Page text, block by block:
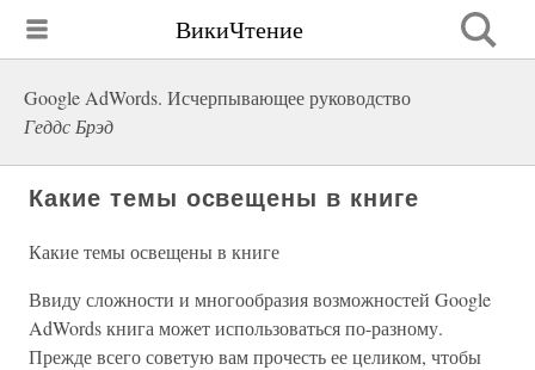
ВикиЧтение
Google AdWords. Исчерпывающее руководство
Геддс Брэд
Какие темы освещены в книге
Какие темы освещены в книге
Ввиду сложности и многообразия возможностей Google
AdWords книга может использоваться по-разному.
Прежде всего советую вам прочесть ее целиком, чтобы